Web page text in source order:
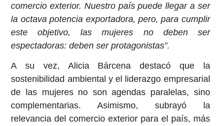
comercio exterior. Nuestro país puede llegar a ser
la octava potencia exportadora, pero, para cumplir
este objetivo, las mujeres no deben ser
espectadoras: deben ser protagonistas”.
A su vez, Alicia Bárcena destacó que la
sostenibilidad ambiental y el liderazgo empresarial
de las mujeres no son agendas paralelas, sino
complementarias. Asimismo, subrayó la
relevancia del comercio exterior para el país, más